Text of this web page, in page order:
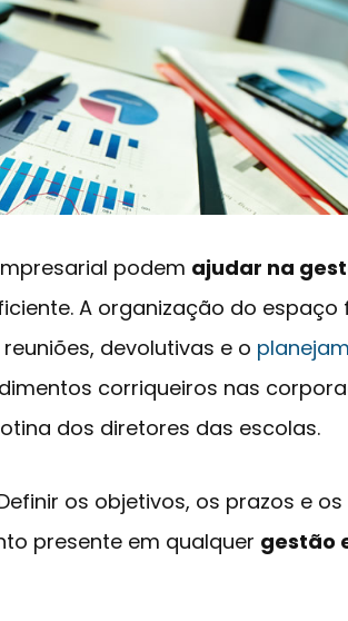
podem ajudar na
A organização do espaço
devolutivas e o
corriqueiros nas
dos diretores das escolas.
os objetivos, os prazos e
presente em qualquer gestão